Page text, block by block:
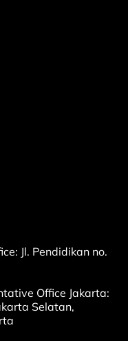
Jl. Pendidikan no.
Office Jakarta:
Selatan,